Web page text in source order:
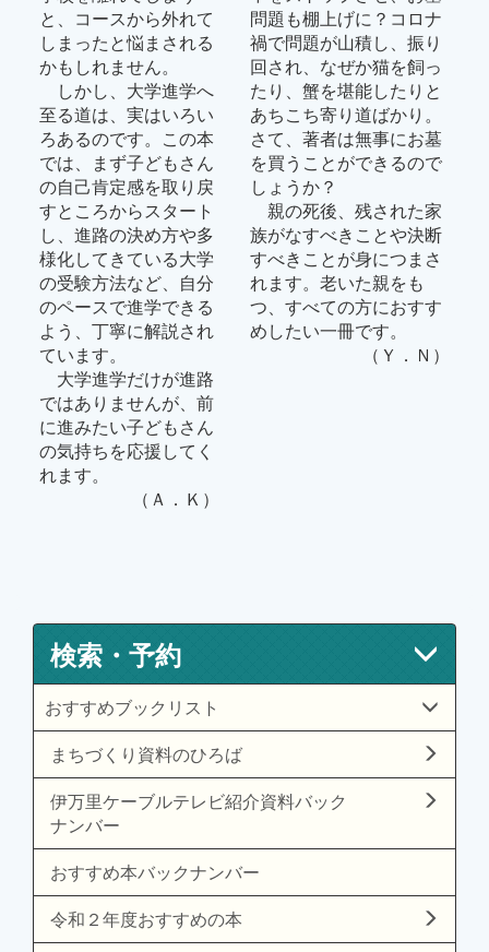
と、コースから外れて
しまったと悩まされる
かもしれません。
しかし、大学進学へ
至る道は、実はいろい
ろあるのです。この本
では、まず子どもさん
の自己肯定感を取り戻
すところからスタート
し、進路の決め方や多
様化してきている大学
の受験方法など、自分
のペースで進学できる
よう、丁寧に解説され
ています。
大学進学だけが進路
ではありませんが、前
に進みたい子どもさん
の気持ちを応援してく
れます。
（Ａ．Ｋ）
問題も棚上げに？コロナ
禍で問題が山積し、振り
回され、なぜか猫を飼っ
たり、蟹を堪能したりと
あちこち寄り道ばかり。
さて、著者は無事にお墓
を買うことができるので
しょうか？
親の死後、残された家
族がなすべきことや決断
すべきことが身につまさ
れます。老いた親をも
つ、すべての方におすす
めしたい一冊です。
（Ｙ．Ｎ）
検索・予約
おすすめブックリスト
まちづくり資料のひろば
伊万里ケーブルテレビ紹介資料バック
ナンバー
おすすめ本バックナンバー
令和２年度おすすめの本